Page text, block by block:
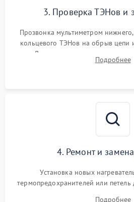
3. Проверка ТЭНов и
Прозвонка мультиметром нижнего,
кольцевого ТЭНов на обрыв цепи
Диагностика термостата,
переключателя режимов и
Подробнее
4. Ремонт и
Установка новых
термопредохранителей или
Подробнее